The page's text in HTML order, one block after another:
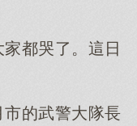
都哭了。這日
的武警大隊長